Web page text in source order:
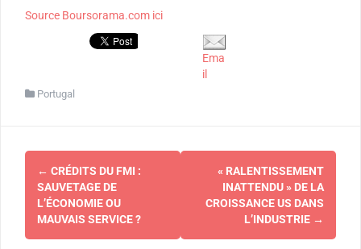
Source Boursorama.com ici
Ema
il
Portugal
Navigation
d'article
← CRÉDITS DU FMI :
SAUVETAGE DE
L’ÉCONOMIE OU
MAUVAIS SERVICE ?
« RALENTISSEMENT
INATTENDU » DE LA
CROISSANCE US DANS
L’INDUSTRIE →